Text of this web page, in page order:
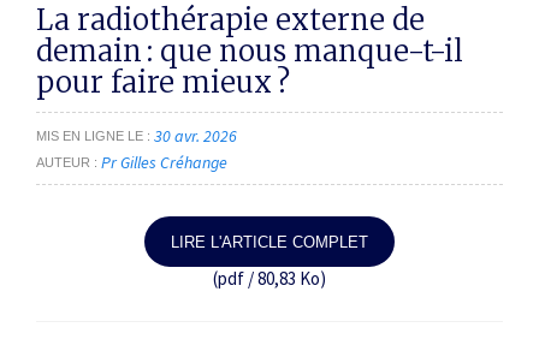
La radiothérapie externe de
demain : que nous manque-t-il
pour faire mieux ?
MIS EN LIGNE LE 30 avr. 2026
AUTEUR Pr Gilles Créhange
LIRE L'ARTICLE COMPLET
(pdf / 80,83 Ko)